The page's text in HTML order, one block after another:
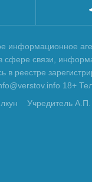
информационное
сфере связи,
в реестре
18+
Учредитель А.П.